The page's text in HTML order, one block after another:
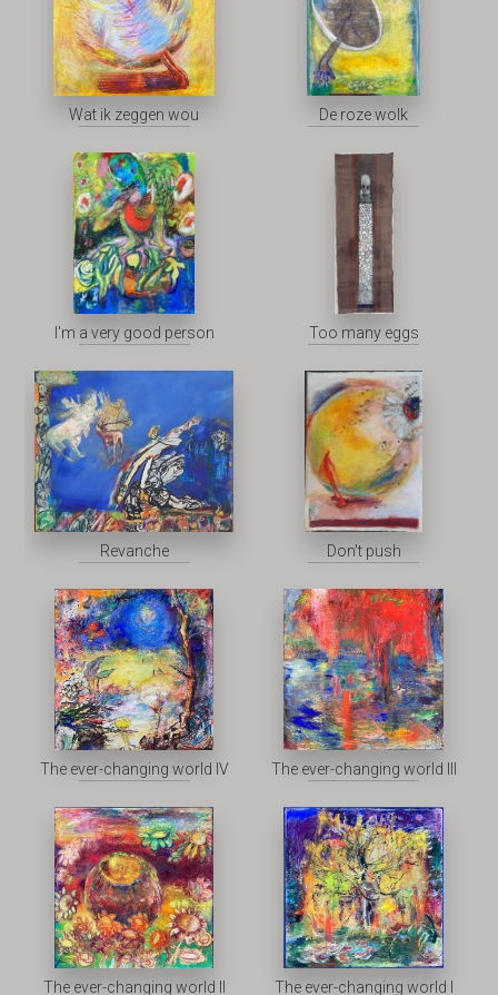
Wat ik zeggen wou De roze wolk
I'm a very good person Too many eggs
Revanche Don't push
The ever-changing world IV The ever-changing world III
The ever-changing world II The ever-changing world I